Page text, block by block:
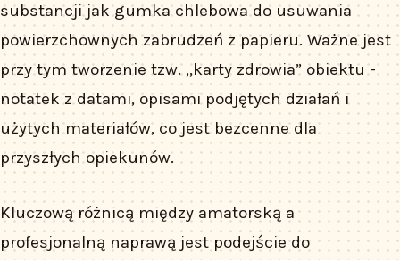
substancji jak gumka chlebowa do usuwania
powierzchownych zabrudzeń z papieru. Ważne jest
przy tym tworzenie tzw. „karty zdrowia” obiektu -
notatek z datami, opisami podjętych działań i
użytych materiałów, co jest bezcenne dla
przyszłych opiekunów.
Kluczową różnicą między amatorską a
profesjonalną naprawą jest podejście do